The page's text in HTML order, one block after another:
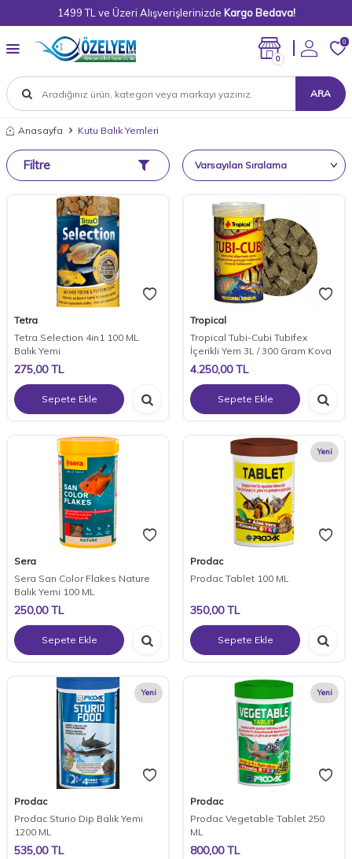
1499 TL ve Üzeri Alışverişlerinizde Kargo Bedava!
ARA
0
0
Anasayfa Kutu Balık Yemleri
Filtre
Tetra
Tetra Selection 4in1 100 ML
Balık Yemi
275,00TL
Sepete Ekle
Tropical
Tropical Tubi-Cubi Tubifex
İçerikli Yem 3L / 300 Gram Kova
4.250,00TL
Sepete Ekle
Sera
Sera San Color Flakes Nature
Balık Yemi 100 ML
250,00TL
Sepete Ekle
Yeni
Prodac
Prodac Tablet 100 ML
350,00TL
Sepete Ekle
Yeni
Prodac
Prodac Sturio Dip Balık Yemi
1200 ML
535,00TL
Yeni
Prodac
Prodac Vegetable Tablet 250
ML
800,00TL